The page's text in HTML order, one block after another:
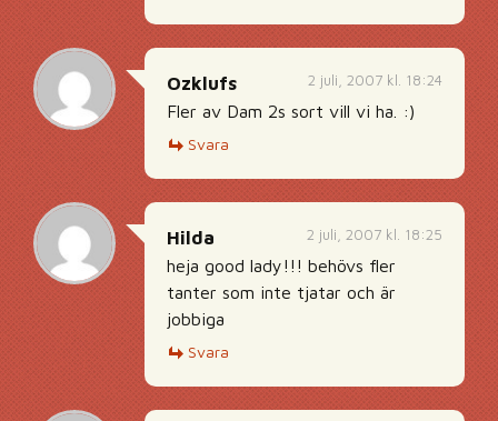
2 juli, 2007 kl. 18:24
Ozklufs
Fler av Dam 2s sort vill vi ha. :)
Svara
2 juli, 2007 kl. 18:25
Hilda
heja good lady!!! behövs fler
tanter som inte tjatar och är
jobbiga
Svara